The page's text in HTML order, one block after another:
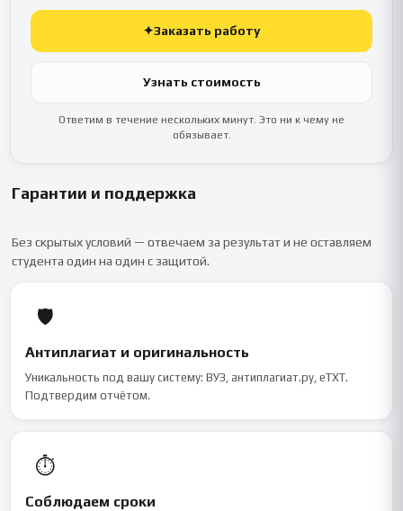
✦Заказать работу
Узнать стоимость
Ответим в течение нескольких минут. Это ни к чему не
обязывает.
Гарантии и поддержка
Без скрытых условий — отвечаем за результат и не оставляем
студента один на один с защитой.
🛡
Антиплагиат и оригинальность
Уникальность под вашу систему: ВУЗ, антиплагиат.ру, eTXT.
Подтвердим отчётом.
⏱
Соблюдаем сроки